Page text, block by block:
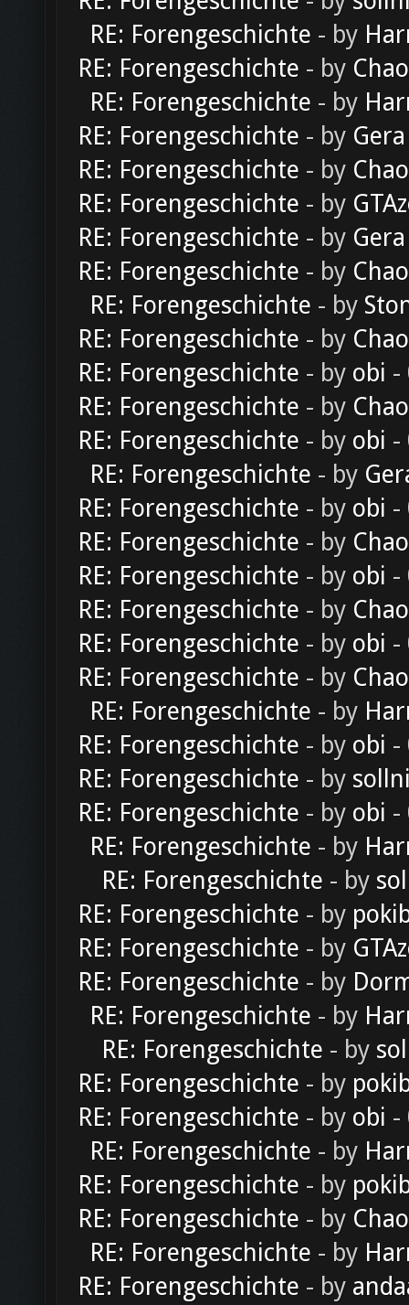
RE: Forengeschichte - by
RE: Forengeschichte - by
RE: Forengeschichte - by
RE: Forengeschichte - by Gera
RE: Forengeschichte - by
RE: Forengeschichte - by
RE: Forengeschichte - by Gera
RE: Forengeschichte - by
RE: Forengeschichte - by
RE: Forengeschichte - by
RE: Forengeschichte - by obi -
RE: Forengeschichte - by
RE: Forengeschichte - by obi -
RE: Forengeschichte - by
RE: Forengeschichte - by obi -
RE: Forengeschichte - by
RE: Forengeschichte - by obi -
RE: Forengeschichte - by
RE: Forengeschichte - by obi -
RE: Forengeschichte - by
RE: Forengeschichte - by
RE: Forengeschichte - by obi -
RE: Forengeschichte - by
RE: Forengeschichte - by obi -
RE: Forengeschichte - by
RE: Forengeschichte - by
RE: Forengeschichte - by
RE: Forengeschichte - by
RE: Forengeschichte - by
RE: Forengeschichte - by
RE: Forengeschichte - by
RE: Forengeschichte - by
RE: Forengeschichte - by obi -
RE: Forengeschichte - by
RE: Forengeschichte - by
RE: Forengeschichte - by
RE: Forengeschichte - by
RE: Forengeschichte - by